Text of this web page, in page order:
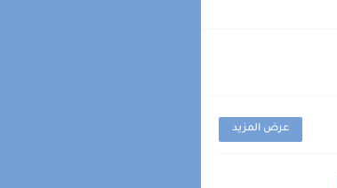
عرض المزيد